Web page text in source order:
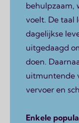
behulpzaam,
voelt. De taal
dagelijkse
uitgedaagd
doen.
uitmuntende
vervoer en
Enkele